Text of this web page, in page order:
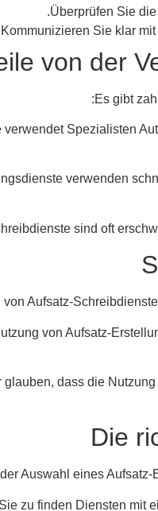
Überprüfen Sie
Kommunizieren Sie klar
von der
Es gibt
verwendet Spezialisten
verwenden
Aufsatz-
von Aufsatz-
glauben, dass die
Die
Auswahl eines
zu finden Diensten mit